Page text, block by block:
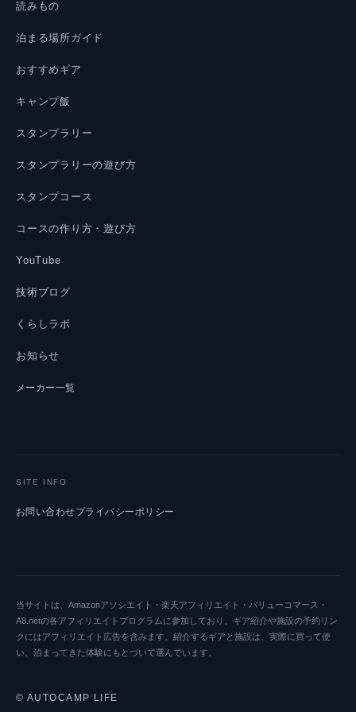
読みもの
泊まる場所ガイド
おすすめギア
キャンプ飯
スタンプラリー
スタンプラリーの遊び方
スタンプコース
コースの作り方・遊び方
YouTube
技術ブログ
くらしラボ
お知らせ
メーカー一覧
SITE INFO
お問い合わせプライバシーポリシー
当サイトは、Amazonアソシエイト・楽天アフィリエイト・バリューコマース・
A8.netの各アフィリエイトプログラムに参加しており、ギア紹介や施設の予約リン
クにはアフィリエイト広告を含みます。紹介するギアと施設は、実際に買って使
い、泊まってきた体験にもとづいて選んでいます。
© AUTOCAMP LIFE